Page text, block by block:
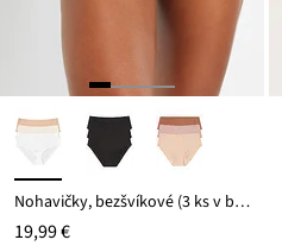
Nohavičky, bezšvíkové (3 ks v balení) Feel Comfort
19,99 €